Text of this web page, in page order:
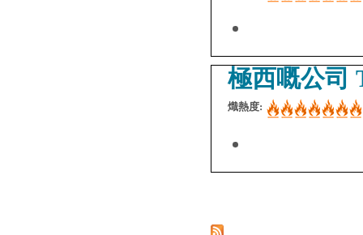
極西嘅公司
熾熱度: